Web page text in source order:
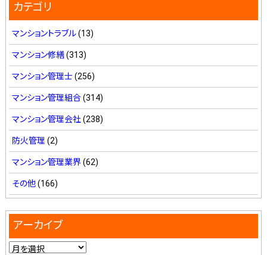
カテゴリ
マンショントラブル(13)
マンション修繕(313)
マンション管理士 (256)
マンション管理組合(314)
マンション管理会社 (238)
防火管理 (2)
マンション管理業界(62)
その他(166)
アーカイブ